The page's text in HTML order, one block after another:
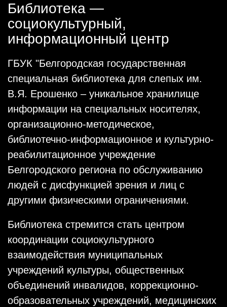
Библиотека —
социокультурный,
информационный центр
ГБУК "Белгородская государственная
специальная библиотека для слепых им.
В.Я. Ерошенко – уникальное хранилище
информации на специальных носителях,
организационно-методическое,
библиотечно-информационное и культурно-
реабилитационное учреждение
Белгородского региона по обслуживанию
людей с дисфункцией зрения и лиц с
другими физическими ограничениями.
Библиотека стремится стать центром
координации социокультурного
взаимодействия муниципальных
учреждений культуры, общественных
объединений инвалидов, коррекционно-
образовательных учреждений, медицинских